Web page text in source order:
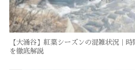
【大涌谷】紅葉シーズンの混雑状況｜
を徹底解説